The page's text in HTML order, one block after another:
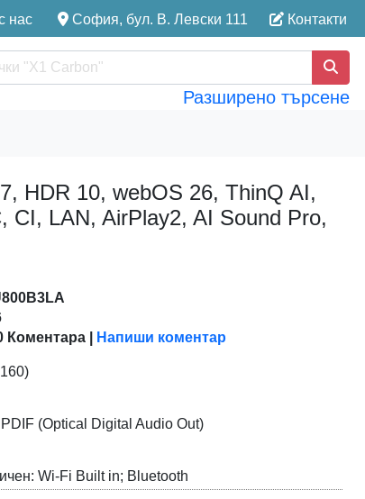
нас София, бул. В. Левски 111 Контакти
Разширено търсене
HDR 10, webOS 26, ThinQ AI,
CI, LAN, AirPlay2, AI Sound Pro,
Коментара Напиши коментар
(Optical Digital Audio Out)
Wi-Fi Built in; Bluetooth